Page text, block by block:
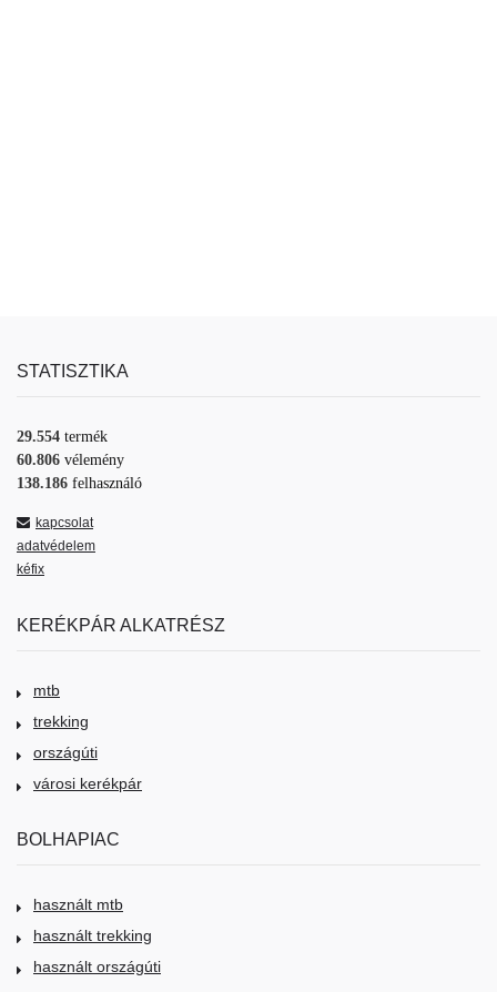
STATISZTIKA
29.554 termék
60.806 vélemény
138.186 felhasználó
kapcsolat
adatvédelem
kéfix
KERÉKPÁR ALKATRÉSZ
mtb
trekking
országúti
városi kerékpár
BOLHAPIAC
használt mtb
használt trekking
használt országúti